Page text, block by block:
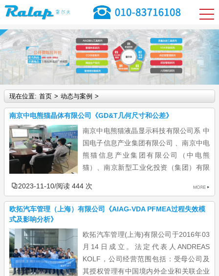
现在位置: 首页 > 动态与案例 >
南京中电熊猫晶体有限公司《GD&T几何尺寸和公差》
南京中电熊猫液晶显示科技有限公司系 中
国电子信息产业集团有限公司 、南京中电
熊猫信息产业集团有限公司（中电熊
猫）、南京新型工业化投资（集团）有限
专业生产企业，其中，中电熊猫控股51%。 项目总投资138亿元，
月投产量为8万张 玻璃基板 ，由 夏普 提供全方位技术支持，导入
夏普GDM技术、4次光罩技术、光配向技术等该领域世界最新技
术，并通过采购新型设备、翻新现有设备扩...
2023-11-10/阅读 444 次
欧拓汽车管理（上海）有限公司《AIAG-VDA PFMEA过程失效模
式及影响分析》
欧拓汽车管理(上海)有限公司于2016年03
月14日成立。法定代表人ANDREAS
KOLF，公司经营范围包括：受母公司及
其授权管理有中国境内外企业和关联企业